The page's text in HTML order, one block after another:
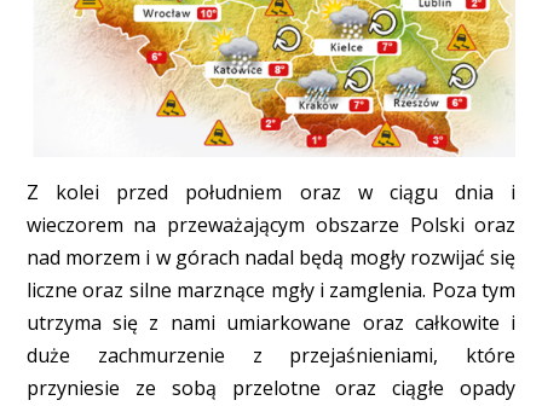
Z kolei przed południem oraz w ciągu dnia i
wieczorem na przeważającym obszarze Polski oraz
nad morzem i w górach nadal będą mogły rozwijać się
liczne oraz silne marznące mgły i zamglenia. Poza tym
utrzyma się z nami umiarkowane oraz całkowite i
duże zachmurzenie z przejaśnieniami, które
przyniesie ze sobą przelotne oraz ciągłe opady